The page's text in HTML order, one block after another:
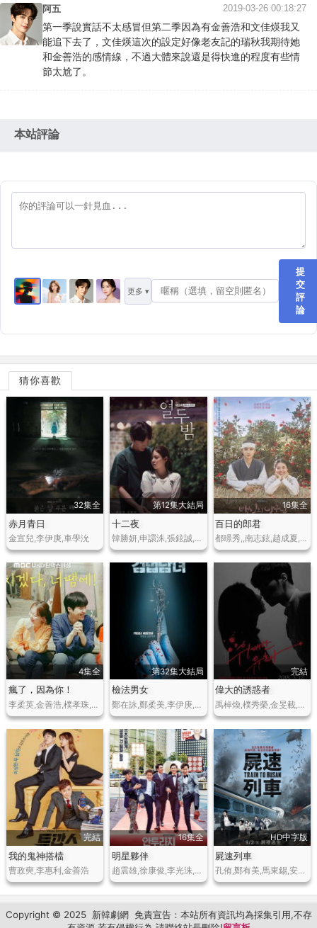
阿五 2019-03-26 00:18:27
第一季說實話不太感冒但第二季因為有金善浩和文佳煐我又
能追下去了，文佳煐這次的設定好像老友記的瑞秋我期待她
和金善浩的感情線，不過大體來說還是得快進的程度有些情
節太尬了。
本站評論
更多 ▾
提
交
評
論
猜你喜歡
32集全
赤月青日
金宣兒,李伊庚,車學沇
第12集大結局
十二夜
韓勝妍,申譞洙,張鉉誠,藝秀晶,李藝恩
16集全
百日的郎君
都暻秀,,南志鉉,趙成夏,金善浩
4集全
瘋了，因為你！
李柔英,金善浩,樸孝珠,金聖柱
第32集大結局
檢法男女
鄭在詠,鄭柔美,李伊庚,史蒂芬妮·李
完結
偉大的誘惑者
禹棹煥,樸秀榮,金旻載,文佳煐
完結
我的鬼神搭檔
曹政奭,李惠利,金善浩
16集全
明星夥伴
趙震雄,徐康俊,李光洙,樸正民,李東輝,安昭熙
HD中字版
屍速列車
孔侑,鄭有美,馬東錫,安昭熙,金義城
Copyright © 2025 新韓劇網免責宣告：本站所有資訊均為採集引用,不存